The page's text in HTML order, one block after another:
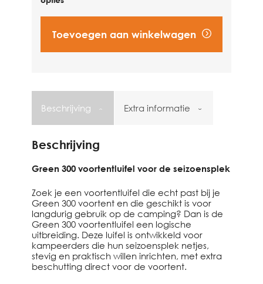
Toevoegen aan winkelwagen
Vind een dealer
Beschrijving Extra informatie
Beschrijving
Green 300 voortentluifel voor de seizoensplek
Zoek je een voortentluifel die echt past bij je
Green 300 voortent en die geschikt is voor
langdurig gebruik op de camping? Dan is de
Green 300 voortentluifel een logische
uitbreiding. Deze luifel is ontwikkeld voor
kampeerders die hun seizoensplek netjes,
stevig en praktisch willen inrichten, met extra
beschutting direct voor de voortent.